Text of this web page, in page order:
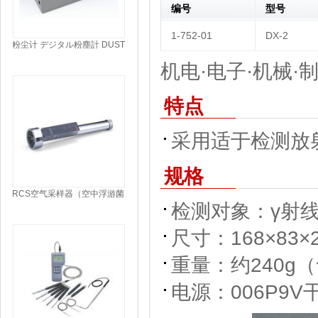
编号 型号
1-752-01 DX-2
机电·电子·机械·
特点
采用适于检测放
规格
检测对象：γ射
尺寸：
重量：约240g
电源：006P9V
粉尘计 デジタル粉塵計 DUST
RCS空气采样器（空中浮游菌